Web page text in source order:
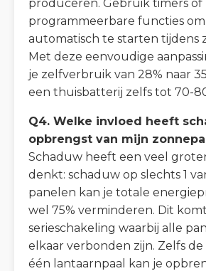
produceren. Gebruik timers of
programmeerbare functies
automatisch te starten tijdens
Met deze eenvoudige
je zelfverbruik van 28% naar
een thuisbatterij zelfs tot 70-
Q4. Welke invloed heeft
opbrengst van mijn
Schaduw heeft een veel
denkt: schaduw op slechts 1
panelen kan je totale
wel 75% verminderen. Dit
serieschakeling waarbij alle
elkaar verbonden zijn. Zelfs
één lantaarnpaal kan je